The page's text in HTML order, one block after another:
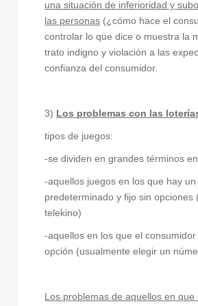
una situación de inferioridad y
las personas (¿cómo hace el
controlar lo que dice o muestra la
trato indigno y violación a las
confianza del consumidor.
3) Los problemas con las
tipos de juegos:
-se dividen en grandes términos
-aquellos juegos en los que hay un
predeterminado y fijo sin opciones
telekino)
-aquellos en los que el
opción (usualmente elegir un
Los problemas de aquellos en que